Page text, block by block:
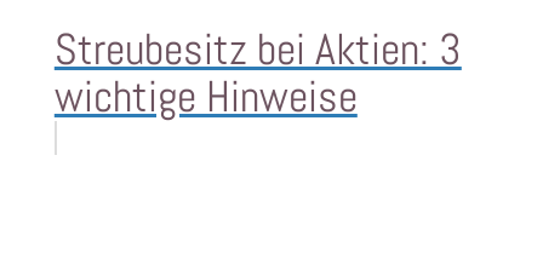
Streubesitz bei Aktien: 3
wichtige Hinweise